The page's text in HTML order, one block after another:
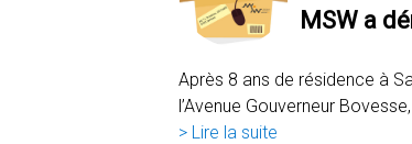
MSW a
Après 8 ans de résidence à
l’Avenue Gouverneur
> Lire la suite